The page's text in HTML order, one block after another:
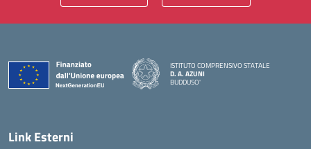
ISTITUTO COMPRENSIVO STATALE
D. A. AZUNI
BUDDUSO'
Link Esterni